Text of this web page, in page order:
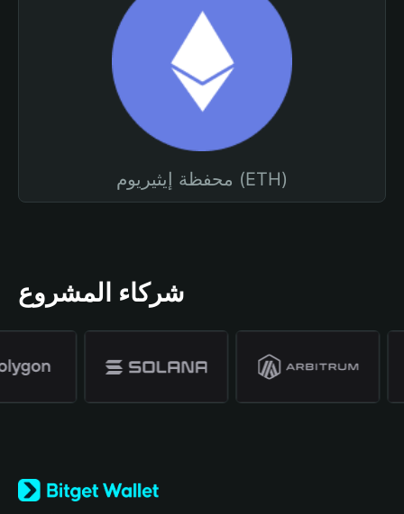
محفظة إيثيريوم (ETH)
شركاء المشروع